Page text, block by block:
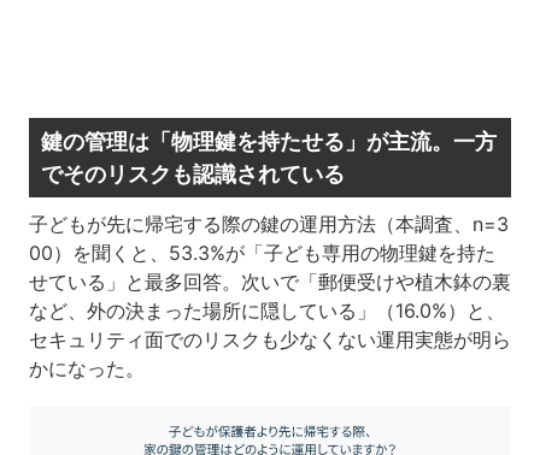
鍵の管理は「物理鍵を持たせる」が主流。一方
でそのリスクも認識されている
子どもが先に帰宅する際の鍵の運用方法（本調査、n=3
00）を聞くと、53.3%が「子ども専用の物理鍵を持た
せている」と最多回答。次いで「郵便受けや植木鉢の裏
など、外の決まった場所に隠している」（16.0%）と、
セキュリティ面でのリスクも少なくない運用実態が明ら
かになった。